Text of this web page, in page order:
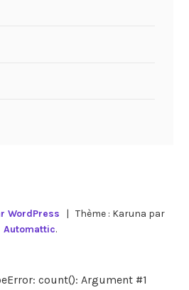
WordPress | Thème : Karuna par
Automattic.
count(): Argument #1